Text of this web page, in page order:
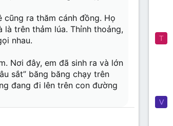
cũng ra thăm cánh đồng. Họ
trên thảm lúa. Thỉnh thoảng,
nhau.
Nơi đây, em đã sinh ra và lớn
sắt” băng băng chạy trên
đang đi lên trên con đường
T
V